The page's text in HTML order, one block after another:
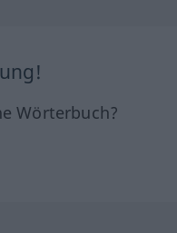
Wörterbuch?